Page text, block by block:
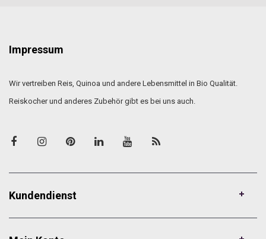
Impressum
Wir vertreiben Reis, Quinoa und andere Lebensmittel in Bio Qualität.
Reiskocher und anderes Zubehör gibt es bei uns auch.
Kundendienst